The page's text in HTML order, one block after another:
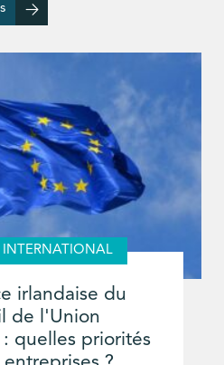
INTERNATIONAL
irlandaise du
de l'Union
quelles priorités